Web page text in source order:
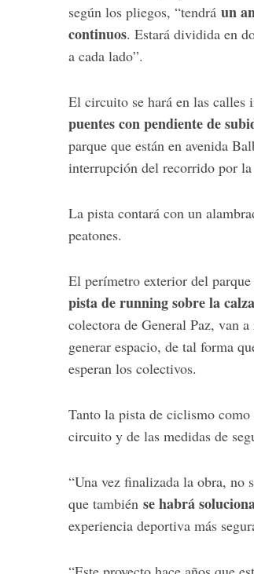
según los pliegos, “tendrá un
continuos. Estará dividida en
a cada lado”.
El circuito se hará en las calles
puentes con pendiente de
parque que están en avenida
interrupción del recorrido por
La pista contará con un
peatones.
El perímetro exterior del
pista de running sobre la
colectora de General Paz, van
generar espacio, de tal forma
esperan los colectivos.
Tanto la pista de ciclismo
circuito y de las medidas de
“Una vez finalizada la obra, no
que también se habrá
experiencia deportiva más